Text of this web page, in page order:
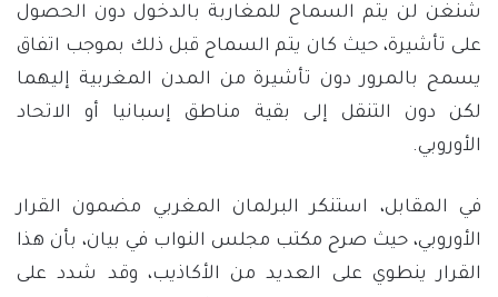
شنغن لن يتم السماح للمغاربة بالدخول دون الحصول
على تأشيرة، حيث كان يتم السماح قبل ذلك بموجب اتفاق
يسمح بالمرور دون تأشيرة من المدن المغربية إليهما
لكن دون التنقل إلى بقية مناطق إسبانيا أو الاتحاد
الأوروبي.
في المقابل، استنكر البرلمان المغربي مضمون القرار
الأوروبي، حيث صرح مكتب مجلس النواب في بيان، بأن هذا
القرار ينطوي على العديد من الأكاذيب، وقد شدد على